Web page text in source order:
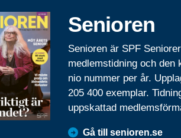
Senioren
Senioren är SPF
medlemstidning och den
nio nummer per år.
205 400 exemplar.
uppskattad
Gå till senioren.se